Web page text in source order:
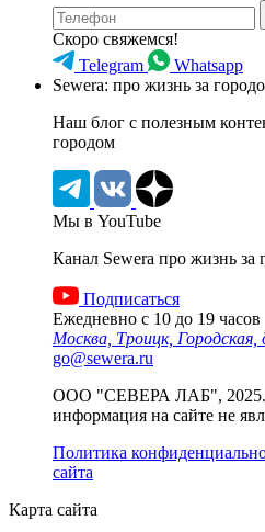
Скоро свяжемся!
Telegram
Whatsapp
Sewera: про жизнь за
Наш блог c полезным
городом
Мы в YouTube
Канал Sewera про жизнь за
Подписаться
Ежедневно с 10 до 19 часов
Москва, Троицк, Городская,
go@sewera.ru
ООО "СЕВЕРА ЛАБ", 2025.
информация на сайте не
Политика
сайта
Карта сайта